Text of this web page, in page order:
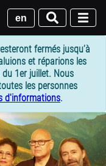
en
fermés jusqu’à
et réparions les
1er juillet. Nous
les personnes
d'informations.